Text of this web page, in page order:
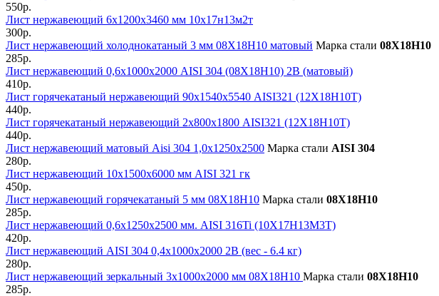
550р.
Лист нержавеющий 6х1200х3460 мм 10х17н13м2т
300р.
Лист нержавеющий холоднокатаный 3 мм 08Х18Н10 матовый Марка стали 08Х18Н10
285р.
Лист нержавеющий 0,6х1000х2000 AISI 304 (08Х18Н10) 2B (матовый)
410р.
Лист горячекатаный нержавеющий 90х1540х5540 AISI321 (12Х18Н10Т)
440р.
Лист горячекатаный нержавеющий 2х800х1800 AISI321 (12Х18Н10Т)
440р.
Лист нержавеющий матовый Aisi 304 1,0х1250х2500 Марка стали AISI 304
280р.
Лист нержавеющий 10х1500х6000 мм AISI 321 гк
450р.
Лист нержавеющий горячекатаный 5 мм 08Х18Н10 Марка стали 08Х18Н10
285р.
Лист нержавеющий 0,6х1250х2500 мм. AISI 316Ti (10Х17Н13М3Т)
420р.
Лист нержавеющий AISI 304 0,4х1000х2000 2В (вес - 6.4 кг)
280р.
Лист нержавеющий зеркальный 3х1000x2000 мм 08Х18Н10 Марка стали 08Х18Н10
285р.